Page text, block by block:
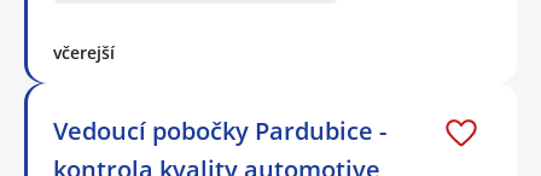
včerejší
Vedoucí pobočky Pardubice -
kontrola kvality automotive,